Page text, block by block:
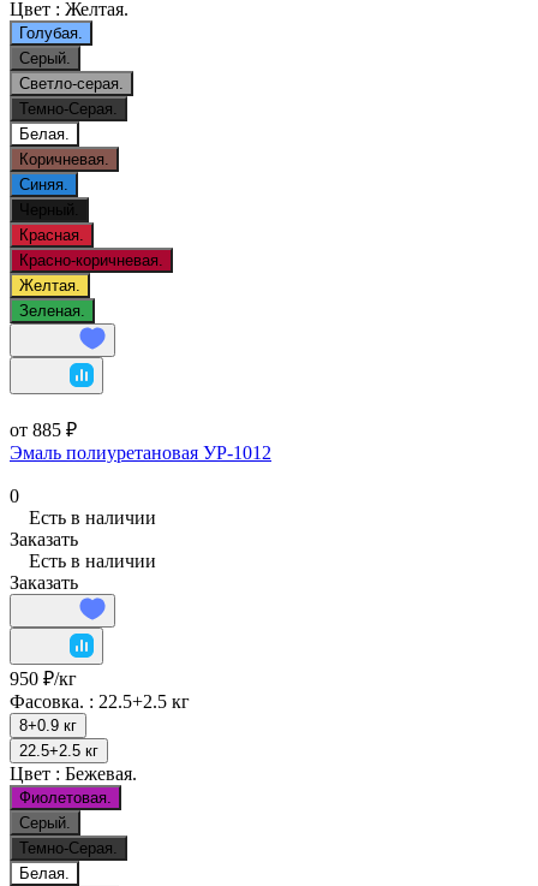
Цвет : Желтая.
Голубая.
Серый.
Светло-серая.
Темно-Серая.
Белая.
Коричневая.
Синяя.
Черный.
Красная.
Красно-коричневая.
Желтая.
Зеленая.
от 885 ₽
Эмаль полиуретановая УР-1012
0
Есть в наличии
Заказать
Есть в наличии
Заказать
950 ₽/кг
Фасовка. : 22.5+2.5 кг
8+0.9 кг
22.5+2.5 кг
Цвет : Бежевая.
Фиолетовая.
Серый.
Темно-Серая.
Белая.